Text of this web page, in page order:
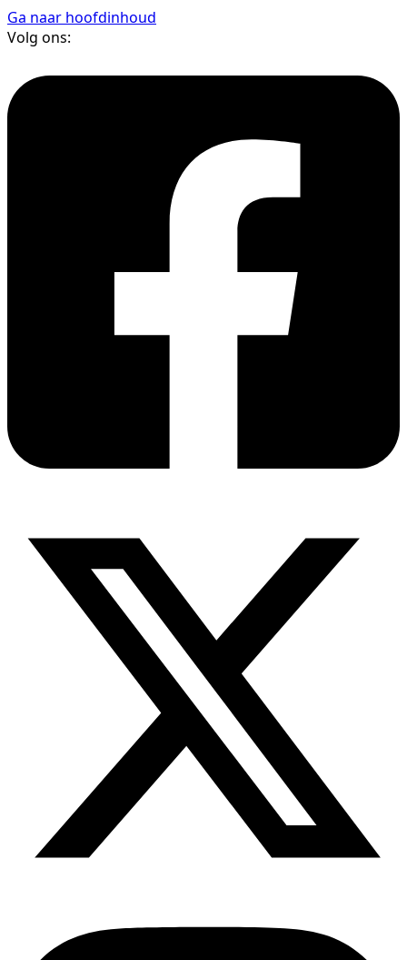
Ga naar hoofdinhoud
Volg ons: